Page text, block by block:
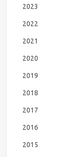
2023
2022
2021
2020
2019
2018
2017
2016
2015